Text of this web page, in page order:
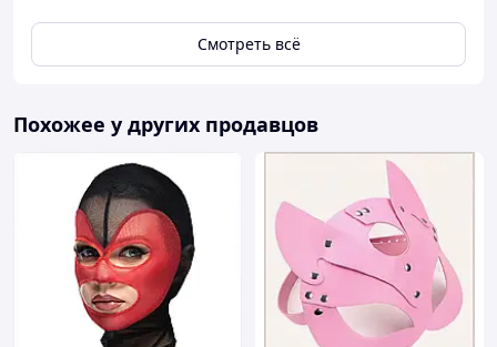
Смотреть всё
Похожее у других продавцов